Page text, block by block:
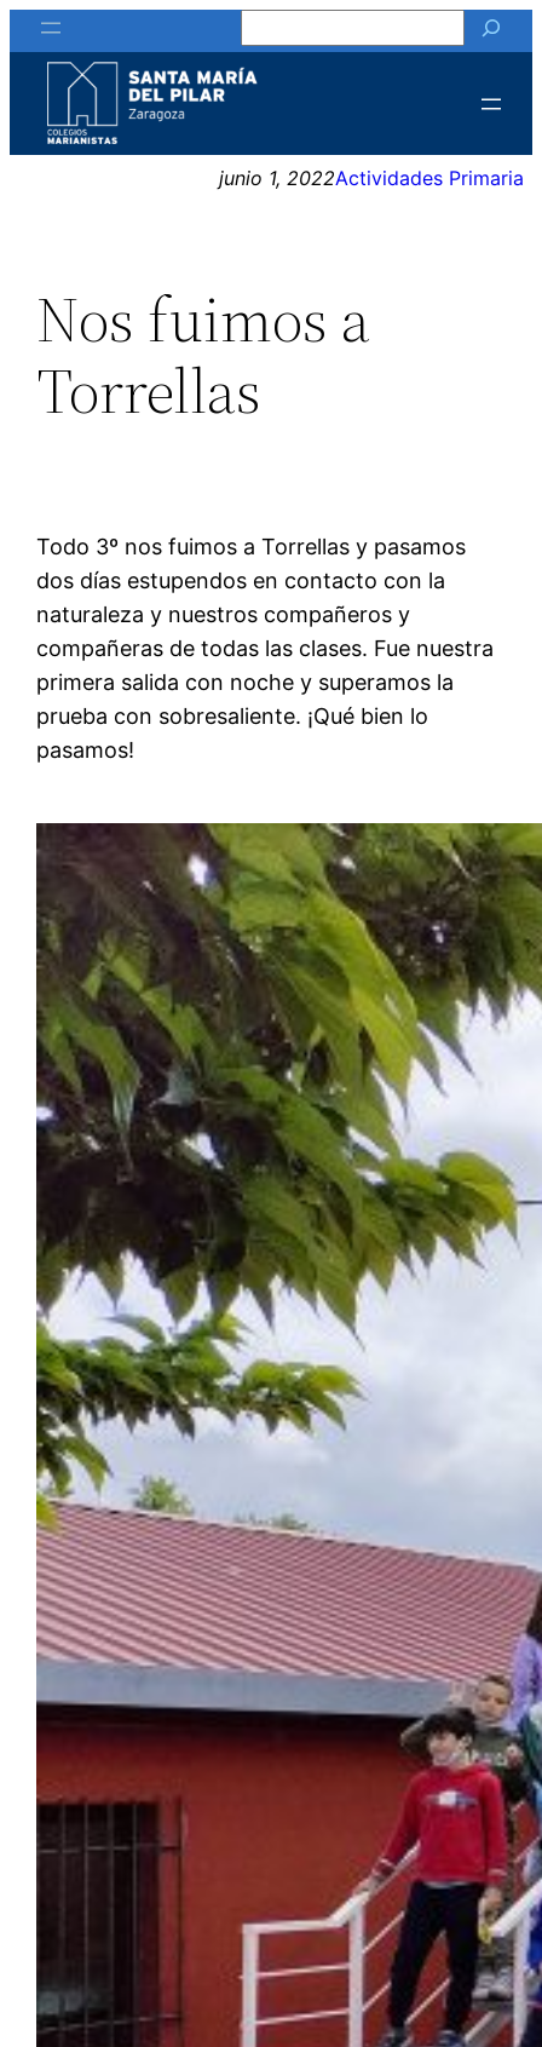
Saltar
al
contenido
junio 1, 2022Actividades Primaria
Nos fuimos a
Torrellas
Todo 3º nos fuimos a Torrellas y pasamos
dos días estupendos en contacto con la
naturaleza y nuestros compañeros y
compañeras de todas las clases. Fue nuestra
primera salida con noche y superamos la
prueba con sobresaliente. ¡Qué bien lo
pasamos!